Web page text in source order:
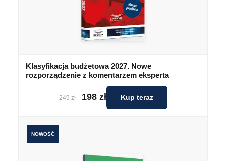
Klasyfikacja budżetowa 2027. Nowe
rozporządzenie z komentarzem eksperta
249 zł 198 zł Kup teraz
NOWOŚĆ